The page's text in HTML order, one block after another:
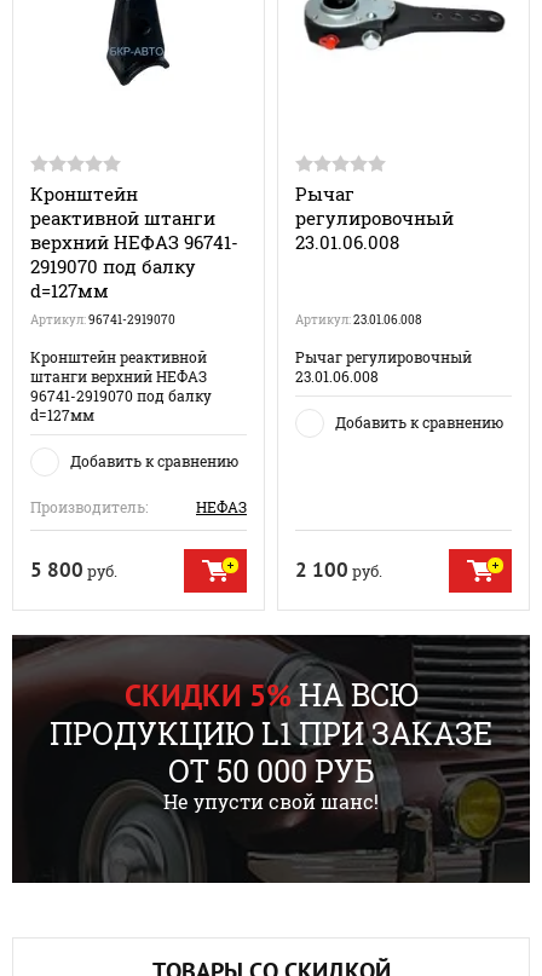
Кронштейн
реактивной штанги
верхний НЕФАЗ 96741-
2919070 под балку
d=127мм
Артикул:96741-2919070
Кронштейн реактивной
штанги верхний НЕФАЗ
96741-2919070 под балку
d=127мм
Добавить к сравнению
Производитель: НЕФАЗ
5 800 руб.
Рычаг
регулировочный
23.01.06.008
Артикул:23.01.06.008
Рычаг регулировочный
23.01.06.008
Добавить к сравнению
2 100 руб.
СКИДКИ 5%НА ВСЮ
ПРОДУКЦИЮ L1 ПРИ ЗАКАЗЕ
ОТ 50 000 РУБ
Не упусти свой шанс!